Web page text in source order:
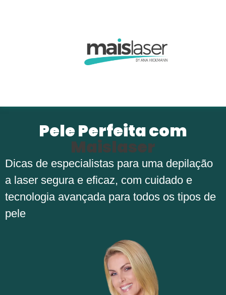
Pele Perfeita com
Maislaser
Dicas de especialistas para uma depilação
a laser segura e eficaz, com cuidado e
tecnologia avançada para todos os tipos de
pele